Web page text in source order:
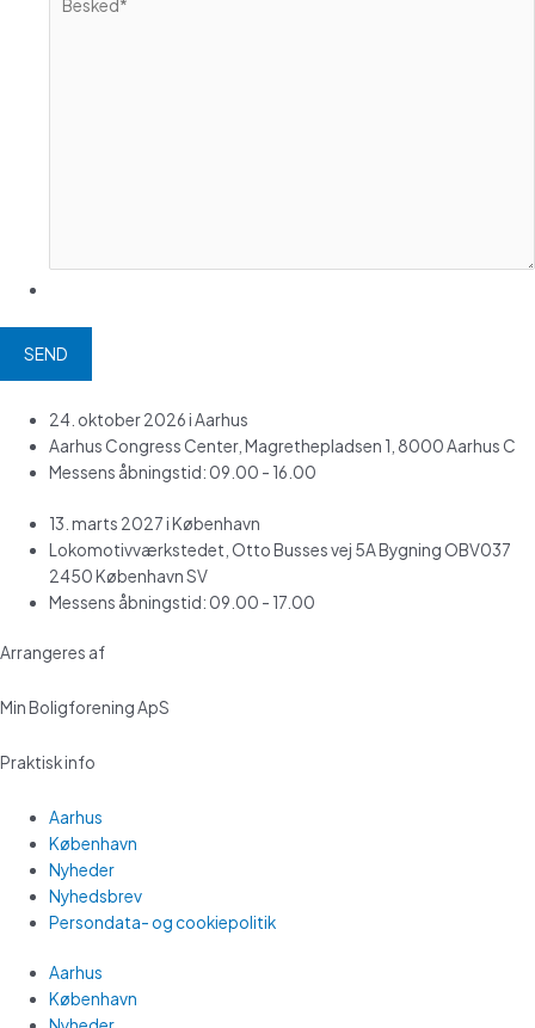
24. oktober 2026 i Aarhus
Aarhus Congress Center, Magrethepladsen 1, 8000 Aarhus C
Messens åbningstid: 09.00 - 16.00
13. marts 2027 i København
Lokomotivværkstedet, Otto Busses vej 5A Bygning OBV037
2450 København SV
Messens åbningstid: 09.00 - 17.00
Arrangeres af
Min Boligforening ApS
Praktisk info
Aarhus
København
Nyheder
Nyhedsbrev
Persondata- og cookiepolitik
Aarhus
København